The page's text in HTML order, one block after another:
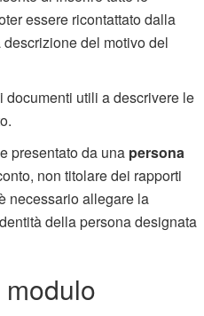
essere ricontattato dalla
del motivo del
documenti utili a descrivere le
presentato da una persona
non titolare dei rapporti
necessario allegare la
della persona designata